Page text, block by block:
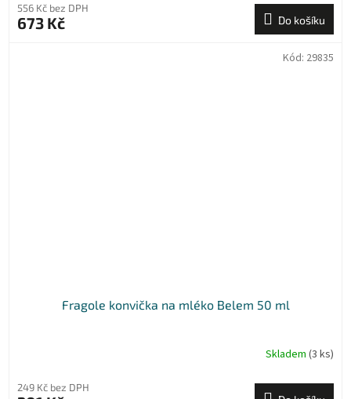
556 Kč bez DPH
673 Kč Do košíku
Fragole konvička na mléko Belem 50 ml
Skladem (3 ks)
249 Kč bez DPH
Kód: 29835